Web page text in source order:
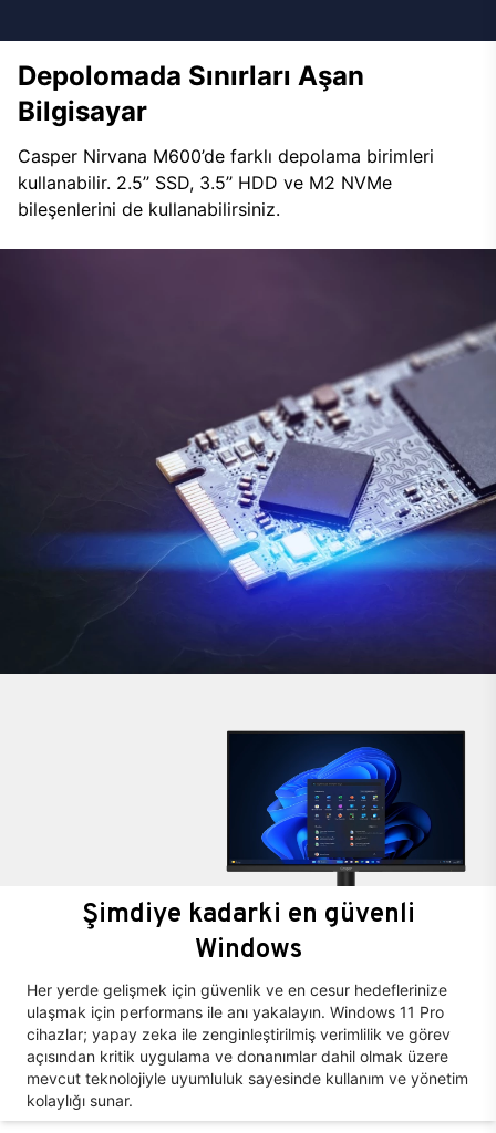
Depolomada Sınırları Aşan
Bilgisayar
Casper Nirvana M600’de farklı depolama birimleri
kullanabilir. 2.5’’ SSD, 3.5’’ HDD ve M2 NVMe
bileşenlerini de kullanabilirsiniz.
Şimdiye kadarki en güvenli
Windows
Her yerde gelişmek için güvenlik ve en cesur hedeflerinize
ulaşmak için performans ile anı yakalayın. Windows 11 Pro
cihazlar; yapay zeka ile zenginleştirilmiş verimlilik ve görev
açısından kritik uygulama ve donanımlar dahil olmak üzere
mevcut teknolojiyle uyumluluk sayesinde kullanım ve yönetim
kolaylığı sunar.